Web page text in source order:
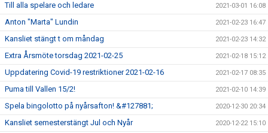
Till alla spelare och ledare 2021-03-01 16:08
Anton "Marta" Lundin 2021-02-23 16:47
Kansliet stängt t om måndag 2021-02-23 14:32
Extra Årsmöte torsdag 2021-02-25 2021-02-18 15:12
Uppdatering Covid-19 restriktioner 2021-02-16 2021-02-17 08:35
Puma till Vallen 15/2! 2021-02-10 14:39
Spela bingolotto på nyårsafton! &#127881; 2020-12-30 20:34
Kansliet semesterstängt Jul och Nyår 2020-12-22 15:10